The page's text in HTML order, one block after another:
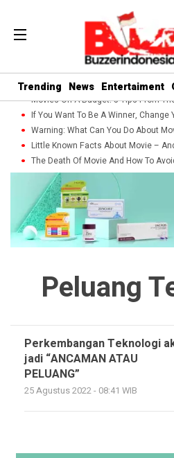
Trending News Entertaiment
Movies On A Budget: 5 Tips From
If You Want To Be A Winner, Change
Warning: What Can You Do About
Little Known Facts About Movie –
The Death Of Movie And How To
Peluang
Perkembangan Teknologi
jadi “ANCAMAN ATAU
PELUANG”
25 Agustus 2022 - 08:41 WIB